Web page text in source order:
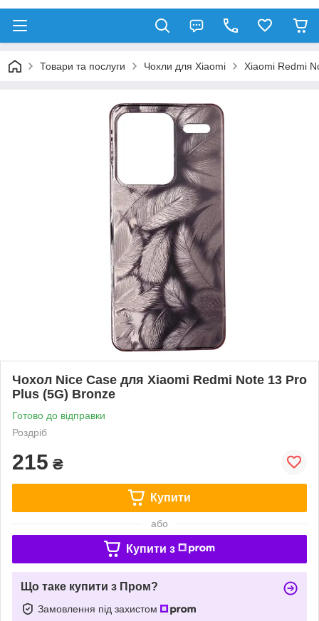
Товари та послуги Чохли для Xiaomi Xiaomi Redmi
Чохол Nice Case для Xiaomi Redmi Note 13 Pro
Plus (5G) Bronze
Готово до відправки
Роздріб
215 ₴
Купити
або
Купити з
Що таке купити з Пром?
Замовлення під захистом